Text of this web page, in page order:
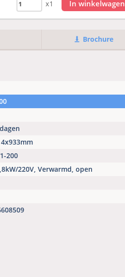
x1 In winkelwagen
Brochure
200
220V, Verwarmd, open